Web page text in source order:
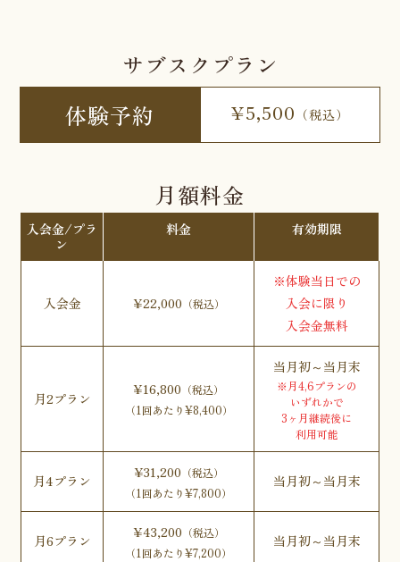
サブスクプラン
体験予約
¥5,500 （税込）
月額料金
入会金/プラ
ン
料金 有効期限
入会金 ¥22,000 （税込）
※体験当日での
入会に限り
入会金無料
月2プラン
¥16,800 （税込）
（1回あたり¥8,400）
当月初～当月末
※月4,6プランの
いずれかで
3ヶ月継続後に
利用可能
月4プラン ¥31,200 （税込）
（1回あたり¥7,800）
当月初～当月末
月6プラン ¥43,200 （税込）
（1回あたり¥7,200）
当月初～当月末